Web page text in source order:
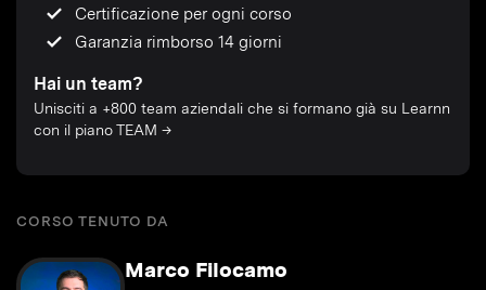
Certificazione per ogni corso
Garanzia rimborso 14 giorni
Hai un team?
Unisciti a +800 team aziendali che si formano già su Learnn
con il piano TEAM →
CORSO TENUTO DA
Marco Filocamo